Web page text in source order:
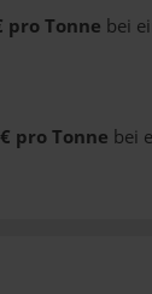
pro Tonne bei
pro Tonne bei